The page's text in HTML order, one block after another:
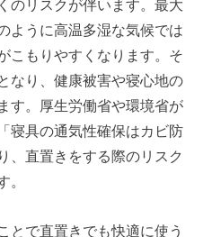
のリスクが伴います。最大
ように高温多湿な気候では
こもりやすくなります。そ
なり、健康被害や寝心地の
す。厚生労働省や環境省が
寝具の通気性確保はカビ防
、直置きをする際のリスク
。
とで直置きでも快適に使う